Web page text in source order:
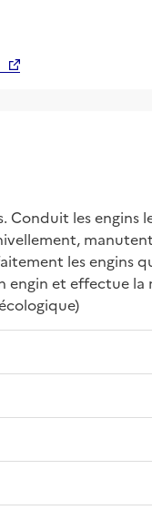
les engins
les engins
et effectue